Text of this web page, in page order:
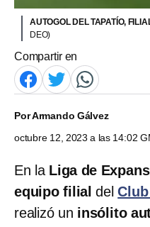
AUTOGOL DEL TAPATÍO,
DEO)
Compartir en
PorArmando Gálvez
octubre 12, 2023 a las 14:02
En laLiga de
equipo filial del
realizó un insólito